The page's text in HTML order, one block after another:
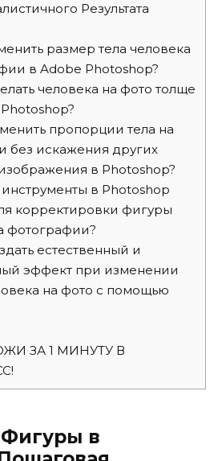
Результата
размер тела человека
в Adobe Photoshop?
человека на фото толще
пропорции тела на
без искажения других
в Photoshop?
в Photoshop
корректировки фигуры
фотографии?
естественный и
эффект при изменении
на фото с помощью
ЗА 1 МИНУТУ В
в